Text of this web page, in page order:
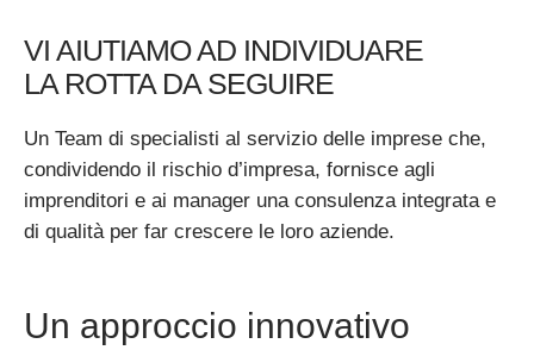
VI AIUTIAMO AD INDIVIDUARE
LA ROTTA DA SEGUIRE
Un Team di specialisti al servizio delle imprese che,
condividendo il rischio d’impresa, fornisce agli
imprenditori e ai manager una consulenza integrata e
di qualità per far crescere le loro aziende.
Un approccio innovativo